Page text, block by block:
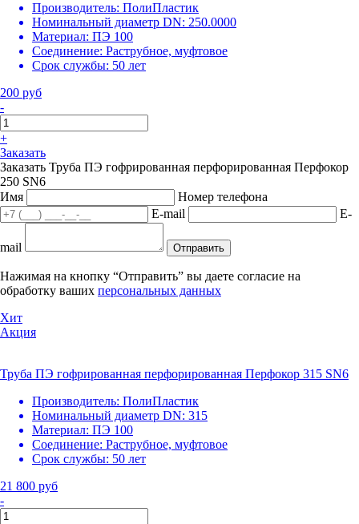
Производитель: ПолиПластик
Номинальный диаметр DN: 250.0000
Материал: ПЭ 100
Соединение: Раструбное, муфтовое
Срок службы: 50 лет
200 руб
-
+
Заказать
Заказать Труба ПЭ гофрированная перфорированная Перфокор
250 SN6
Имя
Номер телефона
E-mail
E-
mail Отправить
Нажимая на кнопку “Отправить” вы даете согласие на
обработку ваших персональных данных
Хит
Акция
Труба ПЭ гофрированная перфорированная Перфокор 315 SN6
Производитель: ПолиПластик
Номинальный диаметр DN: 315
Материал: ПЭ 100
Соединение: Раструбное, муфтовое
Срок службы: 50 лет
21 800 руб
-